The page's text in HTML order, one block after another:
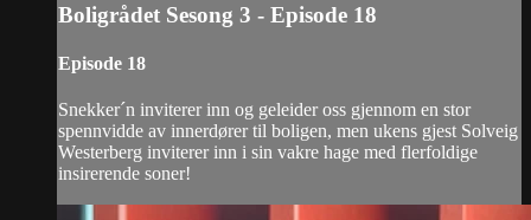
Boligrådet Sesong 3 - Episode 18
Episode 18
Snekker´n inviterer inn og geleider oss gjennom en stor
spennvidde av innerdører til boligen, men ukens gjest Solveig
Westerberg inviterer inn i sin vakre hage med flerfoldige
insirerende soner!